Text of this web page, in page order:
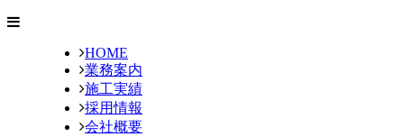
HOME
業務案内
施工実績
採用情報
会社概要